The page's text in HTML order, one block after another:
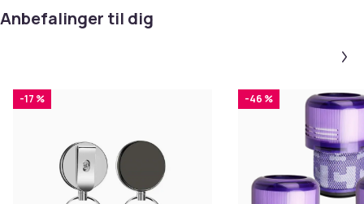
Anbefalinger til dig
-17 % -46 %